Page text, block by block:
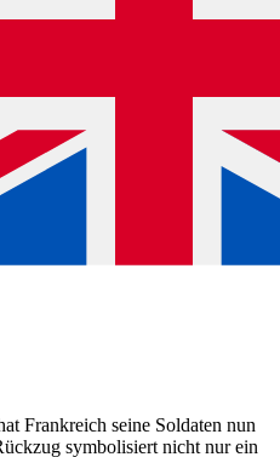
Frankreich seine Soldaten nun
symbolisiert nicht nur ein